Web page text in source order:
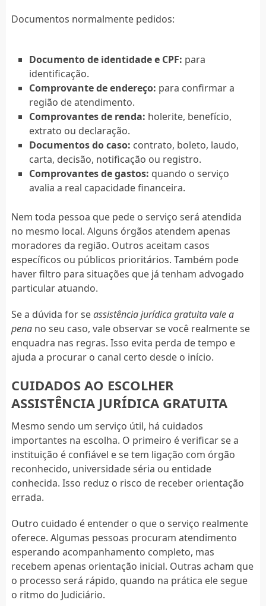
Documentos normalmente pedidos:
Documento de identidade e CPF: para
identificação.
Comprovante de endereço: para confirmar a
região de atendimento.
Comprovantes de renda: holerite, benefício,
extrato ou declaração.
Documentos do caso: contrato, boleto, laudo,
carta, decisão, notificação ou registro.
Comprovantes de gastos: quando o serviço
avalia a real capacidade financeira.
Nem toda pessoa que pede o serviço será atendida
no mesmo local. Alguns órgãos atendem apenas
moradores da região. Outros aceitam casos
específicos ou públicos prioritários. Também pode
haver filtro para situações que já tenham advogado
particular atuando.
Se a dúvida for seassistência jurídica gratuita vale a
penano seu caso, vale observar se você realmente se
enquadra nas regras. Isso evita perda de tempo e
ajuda a procurar o canal certo desde o início.
CUIDADOS AO ESCOLHER
ASSISTÊNCIA JURÍDICA GRATUITA
Mesmo sendo um serviço útil, há cuidados
importantes na escolha. O primeiro é verificar se a
instituição é confiável e se tem ligação com órgão
reconhecido, universidade séria ou entidade
conhecida. Isso reduz o risco de receber orientação
errada.
Outro cuidado é entender o que o serviço realmente
oferece. Algumas pessoas procuram atendimento
esperando acompanhamento completo, mas
recebem apenas orientação inicial. Outras acham que
o processo será rápido, quando na prática ele segue
o ritmo do Judiciário.